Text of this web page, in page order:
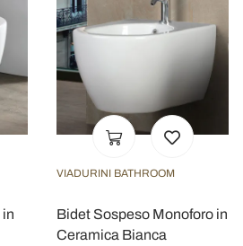
in
VIADURINI BATHROOM
Bidet Sospeso Monoforo in
Ceramica Bianca